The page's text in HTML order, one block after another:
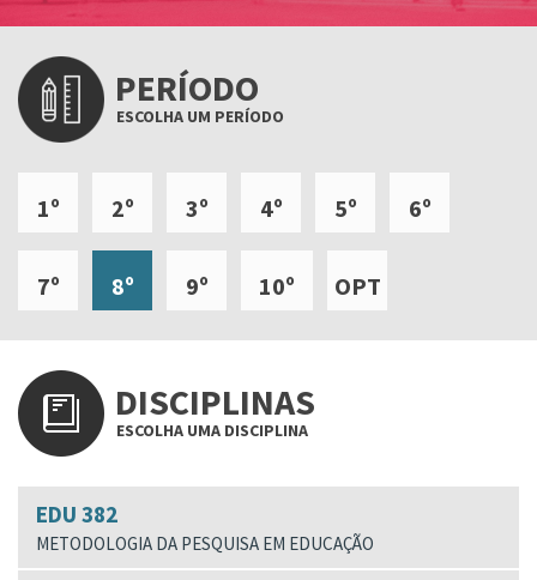
PERÍODO
ESCOLHA UM PERÍODO
1º 2º 3º 4º 5º 6º
7º 8º 9º 10º OPT
DISCIPLINAS
ESCOLHA UMA DISCIPLINA
EDU 382
METODOLOGIA DA PESQUISA EM EDUCAÇÃO